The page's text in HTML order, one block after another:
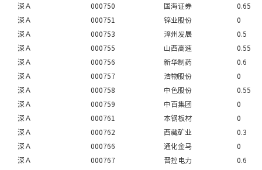
深Ａ
000750 国海证券
0.65
深Ａ
000751 锌业股份
0
深Ａ
000753 漳州发展
0.5
深Ａ
000755 山西高速
0.55
深Ａ
000756 新华制药
0.6
深Ａ
000757 浩物股份
0
深Ａ
000758 中色股份
0.55
深Ａ
000759 中百集团
0
深Ａ
000761 本钢板材
0
深Ａ
000762 西藏矿业
0.3
深Ａ
000766 通化金马
0
深Ａ
000767 晋控电力
0.6